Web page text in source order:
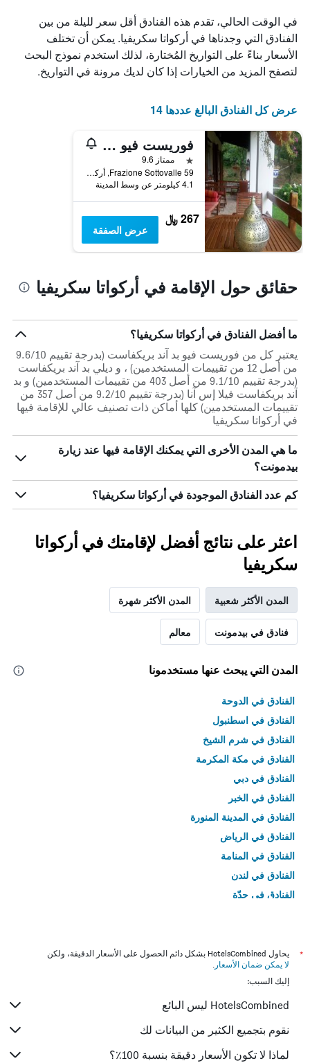
في الوقت الحالي، تقدم هذه الفنادق أقل سعر لليلة من بين
الفنادق التي وجدناها في أركواتا سكريفيا. يمكن أن تختلف
الأسعار بناءً على التواريخ المُختارة، لذلك استخدم نموذج البحث
لتصفح المزيد من الخيارات إذا كان لديك مرونة في التواريخ.
عرض كل الفنادق البالغ عددها 14
فوريست فيو بد آند بريكفاست
نجمة واحدة
ممتاز 9.6
Frazione Sottovalle 59, أركواتا سكريفيا, مقاطعة ألساندريا, إيطاليا
4.1 كيلومتر عن وسط المدينة
267 ﷼
عرض الصفقة
حقائق حول الإقامة في أركواتا سكريفيا
ما أفضل الفنادق في أركواتا سكريفيا؟
يعتبر كل من فوريست فيو بد آند بريكفاست (بدرجة تقييم 9.6/10
من أصل 12 من تقييمات المستخدمين) ، و ديلي بد آند بريكفاست
(بدرجة تقييم 9.1/10 من أصل 403 من تقييمات المستخدمين) و بد
آند بريكفاست فيلا إس آنا (بدرجة تقييم 9.2/10 من أصل 357 من
تقييمات المستخدمين) كلها أماكن ذات تصنيف عالي للإقامة فيها
في أركواتا سكريفيا
ما هي المدن الأخرى التي يمكنك الإقامة فيها عند زيارة
بيدمونت؟
كم عدد الفنادق الموجودة في أركواتا سكريفيا؟
اعثر على نتائج أفضل لإقامتك في أركواتا
سكريفيا
المدن الأكثر شعبية المدن الأكثر شهرة
فنادق في بيدمونت معالم
المدن التي يبحث عنها مستخدمونا
الفنادق في الدوحة
الفنادق في اسطنبول
الفنادق في شرم الشيخ
الفنادق في مكة المكرمة
الفنادق في دبي
الفنادق في الخبر
الفنادق في المدينة المنورة
الفنادق في الرياض
الفنادق في المنامة
الفنادق في لندن
الفنادق في جدّة
*
يحاول HotelsCombined بشكل دائم الحصول على الأسعار الدقيقة، ولكن
لا يمكن ضمان الأسعار .
إليك السبب:
HotelsCombined ليس البائع
نقوم بتجميع الكثير من البيانات لك
لماذا لا تكون الأسعار دقيقة بنسبة 100٪؟